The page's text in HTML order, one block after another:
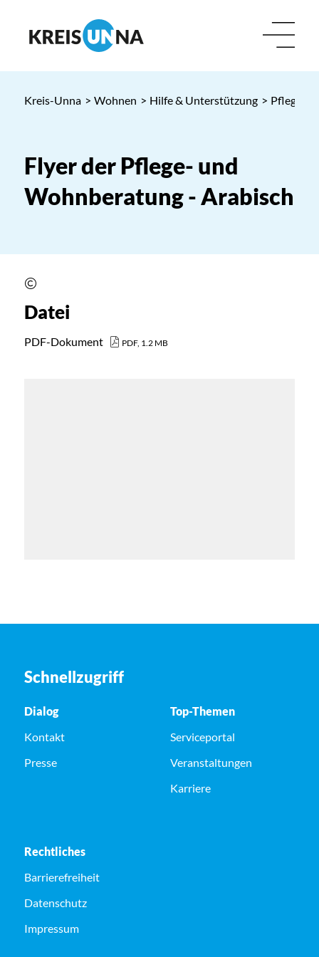
Kreis-Unna > Wohnen > Hilfe & Unterstützung > Pflege-
Flyer der Pflege- und
Wohnberatung - Arabisch
Datei
PDF-Dokument PDF, 1.2 MB
Schnellzugriff
Dialog
Kontakt
Presse
Top-Themen
Serviceportal
Veranstaltungen
Karriere
Rechtliches
Barrierefreiheit
Datenschutz
Impressum